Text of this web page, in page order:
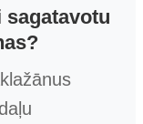
sagatavotu